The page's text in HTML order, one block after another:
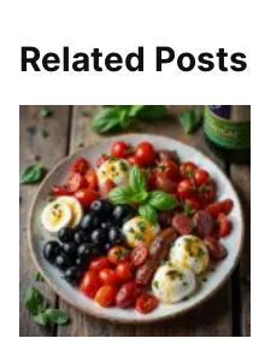
Related Posts